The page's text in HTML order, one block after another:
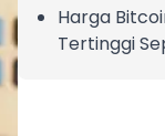
Harga
Tertinggi